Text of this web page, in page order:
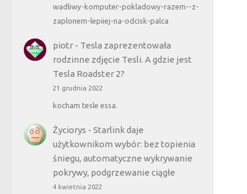
wadliwy-komputer-pokladowy-razem--z-
zaplonem-lepiiej-na-odcisk-palca
piotr- Tesla zaprezentowała
rodzinne zdjęcie Tesli. A gdzie jest
Tesla Roadster 2?
21 grudnia 2022
kocham tesle essa.
Życiorys - Starlink daje
użytkownikom wybór: bez topienia
śniegu, automatyczne wykrywanie
pokrywy, podgrzewanie ciągłe
4 kwietnia 2022